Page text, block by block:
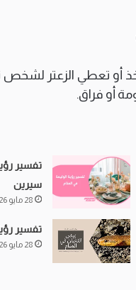
أو تعطي الزعتر
أو فراق.
تفسير
سيرين
28 مايو 2026
تفسير
28 مايو 2026